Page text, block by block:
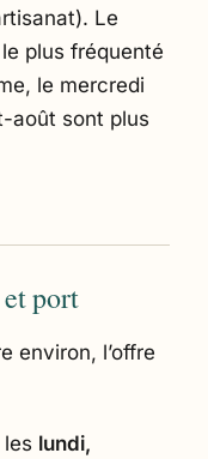
Le
plus fréquenté
le mercredi
août sont plus
et port
environ, l’offre
lundi,